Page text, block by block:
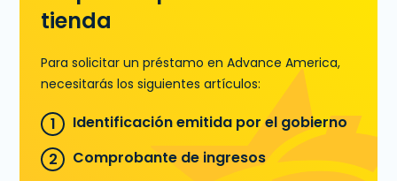
tienda
Para solicitar un préstamo en Advance America,
necesitarás los siguientes artículos:
Identificación emitida por el gobierno
Comprobante de ingresos